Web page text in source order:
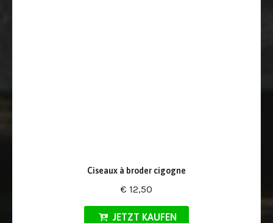
Ciseaux à broder cigogne
€ 12,50
JETZT KAUFEN